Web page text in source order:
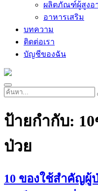
ผลิตภัณฑ์ผู้สูงอ
อาหารเสริม
บทความ
ติดต่อเรา
บัญชีของฉัน
ป้ายกำกับ:
ป่วย
10 ของใช้สำคัญผู้